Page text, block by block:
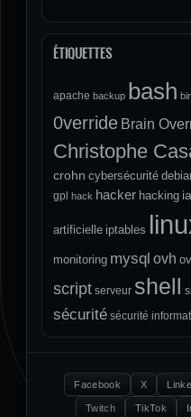
ÉTIQUETTES
apache backup bash
0verride Brain
Christophe
crohn cybersécurité
gpl
hack hacker hacking ia
artificielle iptables
monitoring mysql ovh
script serveur shell
sécurité sécurité
Facebook X
Twitch TikTok